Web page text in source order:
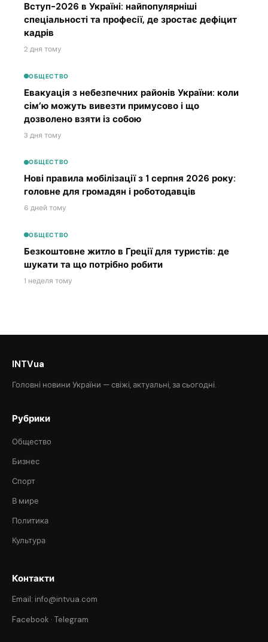
Вступ-2026 в Україні: найпопулярніші
спеціальності та професії, де зростає дефіцит
кадрів
2 дня тому
ОБЩЕСТВО
Евакуація з небезпечних районів України: коли
сім’ю можуть вивезти примусово і що
дозволено взяти із собою
3 дня тому
ОБЩЕСТВО
Нові правила мобілізації з 1 серпня 2026 року:
головне для громадян і роботодавців
6 дней тому
ОБЩЕСТВО
Безкоштовне житло в Греції для туристів: де
шукати та що потрібно робити
1 неделя тому
INTVua
Головні новини України — свіжі, актуальні, за сьогодні.
Рубрики
Общество
Бизнес
Спорт
В мире
Политика
Культура
Контакти
Email: info@intvua.com
Facebook · Telegram